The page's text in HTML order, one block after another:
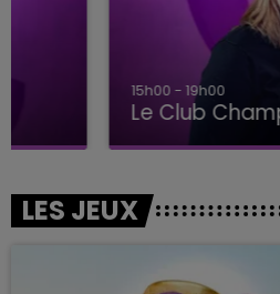
Le Club Champagne FM
LES JEUX